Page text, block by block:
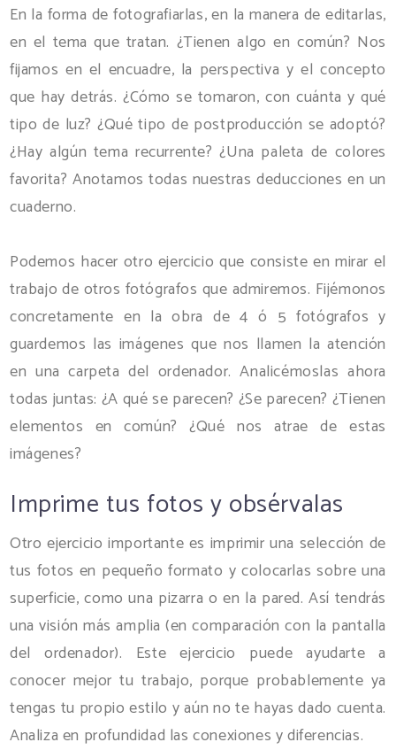
En la forma de fotografiarlas, en la manera de editarlas,
en el tema que tratan. ¿Tienen algo en común? Nos
fijamos en el encuadre, la perspectiva y el concepto
que hay detrás. ¿Cómo se tomaron, con cuánta y qué
tipo de luz? ¿Qué tipo de postproducción se adoptó?
¿Hay algún tema recurrente? ¿Una paleta de colores
favorita? Anotamos todas nuestras deducciones en un
cuaderno.
Podemos hacer otro ejercicio que consiste en mirar el
trabajo de otros fotógrafos que admiremos. Fijémonos
concretamente en la obra de 4 ó 5 fotógrafos y
guardemos las imágenes que nos llamen la atención
en una carpeta del ordenador. Analicémoslas ahora
todas juntas: ¿A qué se parecen? ¿Se parecen? ¿Tienen
elementos en común? ¿Qué nos atrae de estas
imágenes?
Imprime tus fotos y obsérvalas
Otro ejercicio importante es imprimir una selección de
tus fotos en pequeño formato y colocarlas sobre una
superficie, como una pizarra o en la pared. Así tendrás
una visión más amplia (en comparación con la pantalla
del ordenador). Este ejercicio puede ayudarte a
conocer mejor tu trabajo, porque probablemente ya
tengas tu propio estilo y aún no te hayas dado cuenta.
Analiza en profundidad las conexiones y diferencias.